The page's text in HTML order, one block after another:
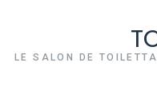
LE SALON DE